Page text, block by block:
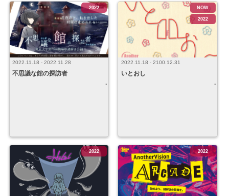
2022.11.18 - 2022.11.28
不思議な館の探訪者
2022
2022.11.18 - 2100.12.31
いとおし
NOW
2022
2022 2022